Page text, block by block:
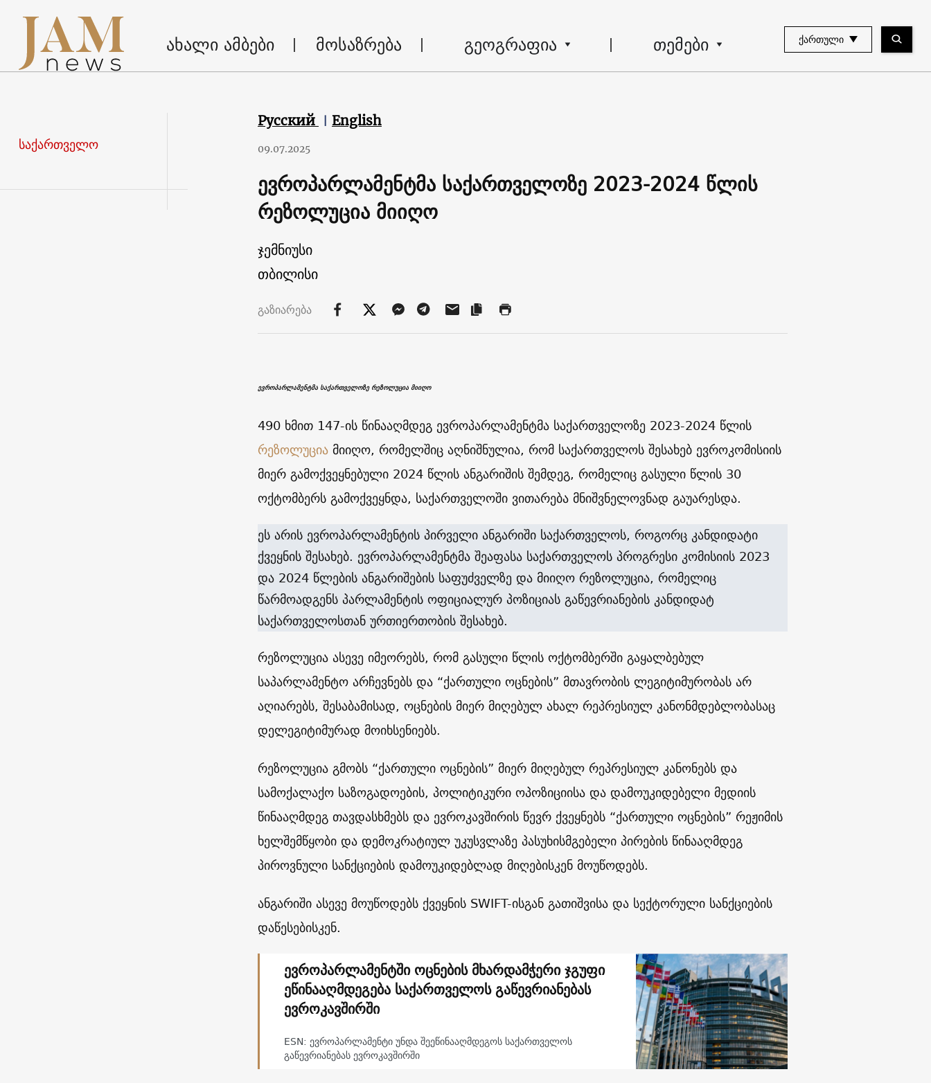
ახალი ამბები მოსაზრება გეოგრაფია თემები ᲥᲐᲠᲗᲣᲚᲘ
საქართველო
Русский English
09.07.2025
ევროპარლამენტმა საქართველოზე 2023-2024 წლის
რეზოლუცია მიიღო
ჯემნიუსი
თბილისი
გაზიარება
ევროპარლამენტმა საქართველოზე რეზოლუცია მიიღო
490 ხმით 147-ის წინააღმდეგ ევროპარლამენტმა საქართველოზე 2023-2024 წლის
რეზოლუციამიიღო, რომელშიც აღნიშნულია, რომ საქართველოს შესახებ ევროკომისიის
მიერ გამოქვეყნებული 2024 წლის ანგარიშის შემდეგ, რომელიც გასული წლის 30
ოქტომბერს გამოქვეყნდა, საქართველოში ვითარება მნიშვნელოვნად გაუარესდა.
ეს არის ევროპარლამენტის პირველი ანგარიში საქართველოს, როგორც კანდიდატი
ქვეყნის შესახებ. ევროპარლამენტმა შეაფასა საქართველოს პროგრესი კომისიის 2023
და 2024 წლების ანგარიშების საფუძველზე და მიიღო რეზოლუცია, რომელიც
წარმოადგენს პარლამენტის ოფიციალურ პოზიციას გაწევრიანების კანდიდატ
საქართველოსთან ურთიერთობის შესახებ.
რეზოლუცია ასევე იმეორებს, რომ გასული წლის ოქტომბერში გაყალბებულ
საპარლამენტო არჩევნებს და “ქართული ოცნების” მთავრობის ლეგიტიმურობას არ
აღიარებს, შესაბამისად, ოცნების მიერ მიღებულ ახალ რეპრესიულ კანონმდებლობასაც
დელეგიტიმურად მოიხსენიებს.
რეზოლუცია გმობს “ქართული ოცნების” მიერ მიღებულ რეპრესიულ კანონებს და
სამოქალაქო საზოგადოების, პოლიტიკური ოპოზიციისა და დამოუკიდებელი მედიის
წინააღმდეგ თავდასხმებს და ევროკავშირის წევრ ქვეყნებს “ქართული ოცნების” რეჟიმის
ხელშემწყობი და დემოკრატიულ უკუსვლაზე პასუხისმგებელი პირების წინააღმდეგ
პიროვნული სანქციების დამოუკიდებლად მიღებისკენ მოუწოდებს.
ანგარიში ასევე მოუწოდებს ქვეყნის SWIFT-ისგან გათიშვისა და სექტორული სანქციების
დაწესებისკენ.
ევროპარლამენტში ოცნების მხარდამჭერი ჯგუფი
ეწინააღმდეგება საქართველოს გაწევრიანებას
ევროკავშირში
ESN: ევროპარლამენტი უნდა შეეწინააღმდეგოს საქართველოს
გაწევრიანებას ევროკავშირში